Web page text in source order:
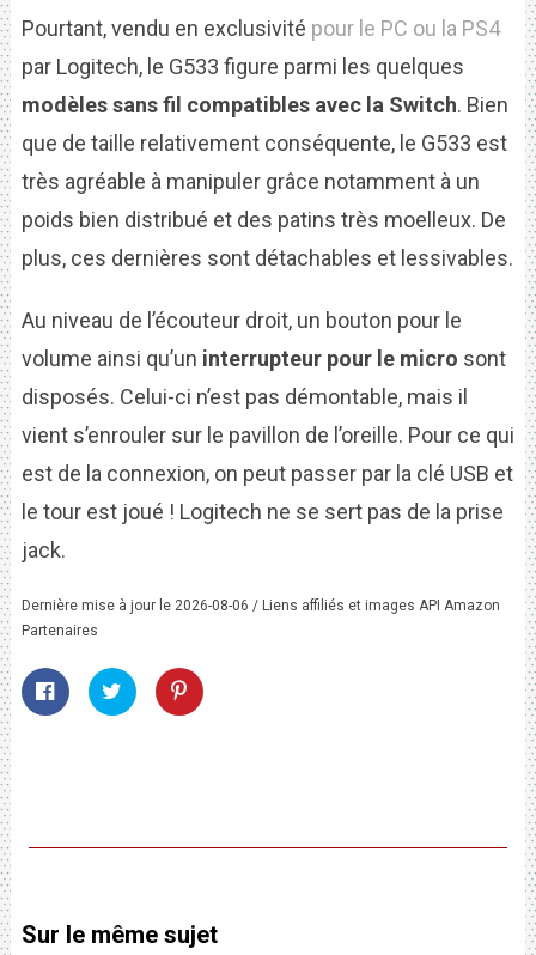
Pourtant, vendu en exclusivité pour le PC ou la PS4
par Logitech, le G533 figure parmi les quelques
modèles sans fil compatibles avec la Switch. Bien
que de taille relativement conséquente, le G533 est
très agréable à manipuler grâce notamment à un
poids bien distribué et des patins très moelleux. De
plus, ces dernières sont détachables et lessivables.
Au niveau de l’écouteur droit, un bouton pour le
volume ainsi qu’un interrupteur pour le micro sont
disposés. Celui-ci n’est pas démontable, mais il
vient s’enrouler sur le pavillon de l’oreille. Pour ce qui
est de la connexion, on peut passer par la clé USB et
le tour est joué ! Logitech ne se sert pas de la prise
jack.
Dernière mise à jour le 2026-08-06 / Liens affiliés et images API Amazon
Partenaires
Sur le même sujet